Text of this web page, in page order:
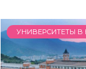
УНИВЕРСИТЕТЫ В